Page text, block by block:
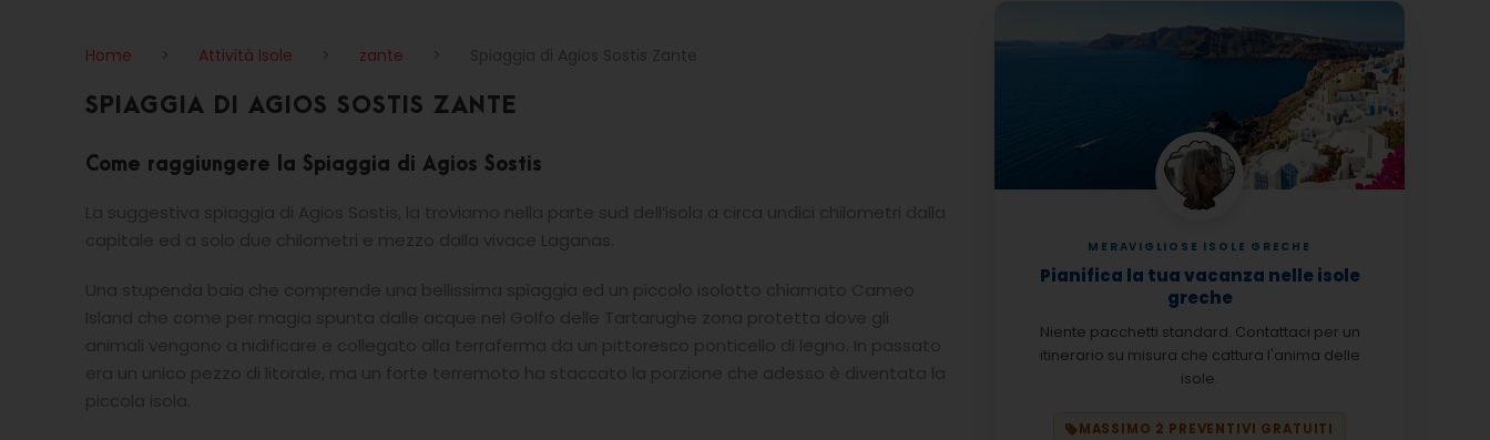
Home Attività Isole zante
SPIAGGIA DI AGIOS SOSTIS ZANTE
Come raggiungere la Spiaggia di Agios Sostis
MERAVIGLIOSE ISOLE GRECHE
Pianifica la tua vacanza nelle isole
greche
Niente pacchetti standard. Contattaci per un
itinerario su misura che cattura l'anima delle
isole.
MASSIMO 2 PREVENTIVI GRATUITI